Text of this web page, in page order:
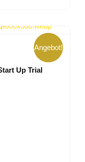
Angebot!
Up Trial